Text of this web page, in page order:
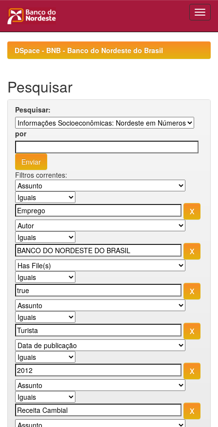
navigationDSpace - BNB - Banco do Nordeste do Brasil
Pesquisar
Pesquisar:
por
Filtros correntes: